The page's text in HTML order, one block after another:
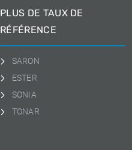
PLUS DE TAUX DE
RÉFÉRENCE
SARON
ESTER
SONIA
TONAR